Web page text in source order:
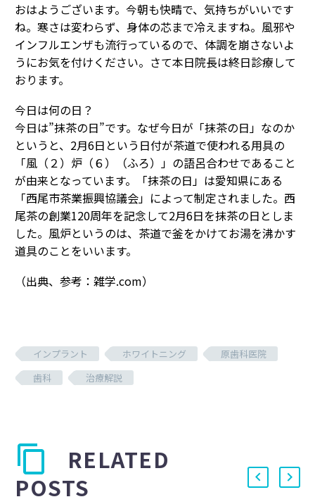
おはようございます。今朝も快晴で、気持ちがいいです
ね。寒さは変わらず、身体の芯まで冷えますね。風邪や
インフルエンザも流行っているので、体調を崩さないよ
うにお気を付けください。さて本日院長は終日診療して
おります。
今日は何の日？
今日は”抹茶の日”です。なぜ今日が「抹茶の日」なのか
というと、2月6日という日付が茶道で使われる用具の
「風（２）炉（６）（ふろ）」の語呂合わせであること
が由来となっています。「抹茶の日」は愛知県にある
「西尾市茶業振興協議会」によって制定されました。西
尾茶の創業120周年を記念して2月6日を抹茶の日としま
した。風炉というのは、茶道で釜をかけてお湯を沸かす
道具のことをいいます。
（出典、参考：雑学.com）
インプラント ホワイトニング
原歯科医院
歯科
治療解説
RELATED
POSTS